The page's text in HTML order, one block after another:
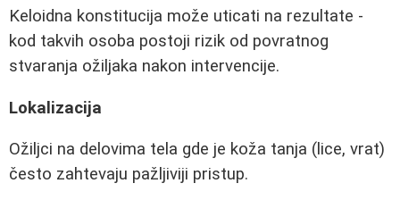
Keloidna konstitucija može uticati na rezultate -
kod takvih osoba postoji rizik od povratnog
stvaranja ožiljaka nakon intervencije.
Lokalizacija
Ožiljci na delovima tela gde je koža tanja (lice, vrat)
često zahtevaju pažljiviji pristup.